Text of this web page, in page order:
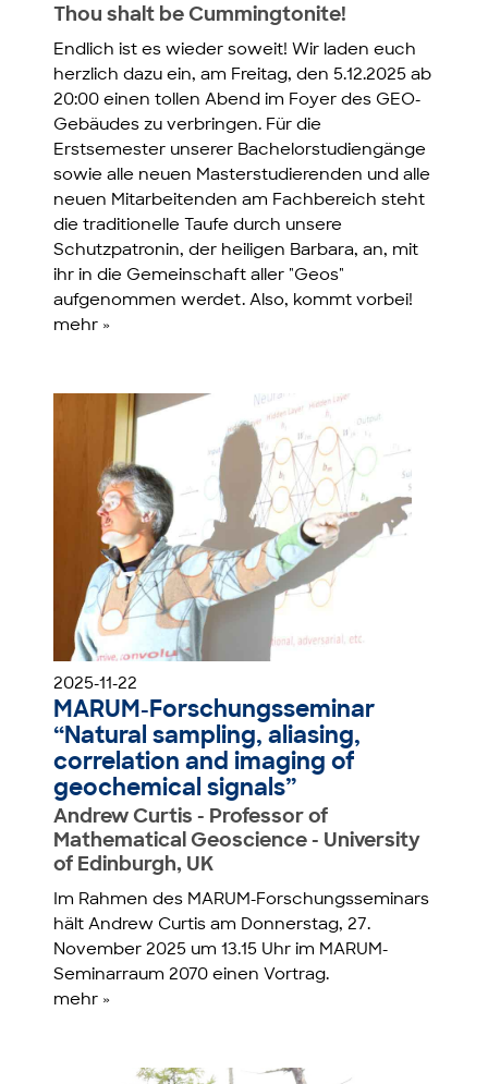
Thou shalt be Cummingtonite!
Endlich ist es wieder soweit! Wir laden euch
herzlich dazu ein, am Freitag, den 5.12.2025 ab
20:00 einen tollen Abend im Foyer des GEO-
Gebäudes zu verbringen. Für die
Erstsemester unserer Bachelorstudiengänge
sowie alle neuen Masterstudierenden und alle
neuen Mitarbeitenden am Fachbereich steht
die traditionelle Taufe durch unsere
Schutzpatronin, der heiligen Barbara, an, mit
ihr in die Gemeinschaft aller "Geos"
aufgenommen werdet. Also, kommt vorbei!
mehr »
2025-11-22
MARUM-Forschungsseminar
“Natural sampling, aliasing,
correlation and imaging of
geochemical signals”
Andrew Curtis - Professor of
Mathematical Geoscience - University
of Edinburgh, UK
Im Rahmen des MARUM-Forschungsseminars
hält Andrew Curtis am Donnerstag, 27.
November 2025 um 13.15 Uhr im MARUM-
Seminarraum 2070 einen Vortrag.
mehr »